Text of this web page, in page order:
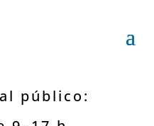
público: